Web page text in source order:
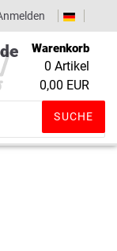
(0)
SUCHE
Warenkorb
0 Artikel
0,00 EUR